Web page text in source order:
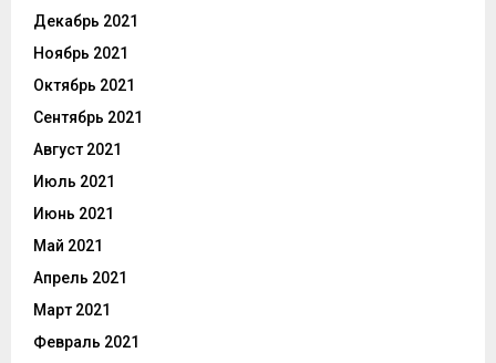
Декабрь 2021
Ноябрь 2021
Октябрь 2021
Сентябрь 2021
Август 2021
Июль 2021
Июнь 2021
Май 2021
Апрель 2021
Март 2021
Февраль 2021